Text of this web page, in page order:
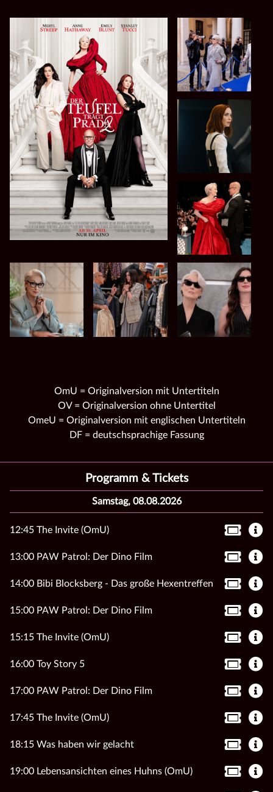
OmU = Originalversion mit Untertiteln
OV = Originalversion ohne Untertitel
OmeU = Originalversion mit englischen Untertiteln
DF = deutschsprachige Fassung
Programm & Tickets
Samstag, 08.08.2026
12:45 The Invite (OmU)
13:00 PAW Patrol: Der Dino Film
14:00 Bibi Blocksberg - Das große Hexentreffen
15:00 PAW Patrol: Der Dino Film
15:15 The Invite (OmU)
16:00 Toy Story 5
17:00 PAW Patrol: Der Dino Film
17:45 The Invite (OmU)
18:15 Was haben wir gelacht
19:00 Lebensansichten eines Huhns (OmU)